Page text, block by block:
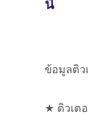
นี้
ข้อมูลติว
★ ติวเต